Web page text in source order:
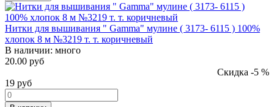
Нитки для вышивания " Gamma" мулине ( 3173- 6115 ) 100%
хлопок 8 м №3219 т. т. коричневый
В наличии: много
20.00 руб
Скидка -5 %
19 руб